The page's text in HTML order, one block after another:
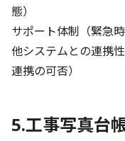
態）
サポート体制（緊急
他システムとの連携
連携の可否）
5.工事写真台